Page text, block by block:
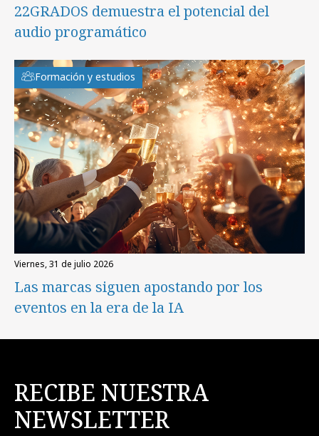
22GRADOS demuestra el potencial del
audio programático
Formación y estudios
viernes, 31 de julio 2026
Las marcas siguen apostando por los
eventos en la era de la IA
RECIBE NUESTRA
NEWSLETTER